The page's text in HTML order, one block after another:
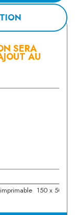
SERA
AU
150 x 50